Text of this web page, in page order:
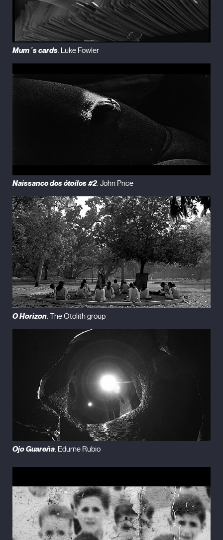
Mum´s cards. Luke Fowler
Naissance des étoiles #2. John Price
O Horizon. The Otolith group
Ojo Guareña. Edurne Rubio